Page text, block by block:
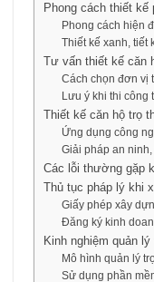
Phong cách thiết
Phong cách hiện
Thiết kế xanh, tiết
Tư vấn thiết kế căn
Cách chọn đơn vị
Lưu ý khi thi công
Thiết kế căn hộ trọ
Ứng dụng công
Giải pháp an
Các lỗi thường gặp
Thủ tục pháp lý khi
Giấy phép xây
Đăng ký kinh
Kinh nghiệm quản
Mô hình quản lý
Sử dụng phần